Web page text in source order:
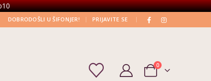
DOBRODOŠLI U ŠIFONJER! | PRIJAVITE SE |
0